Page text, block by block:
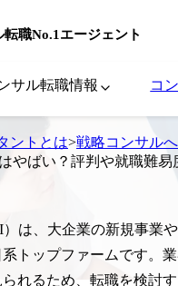
転職No.1エージェント
サル転職情報 コ
ントとは>戦略コンサル
やばい？評判や就職難易
は、大企業の新規事業
トップファームです。
れるため、転職を検討